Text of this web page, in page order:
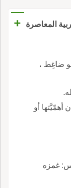
المعاصرة +
ضاغِط ،
أهمّيَّتها أو
غمزه